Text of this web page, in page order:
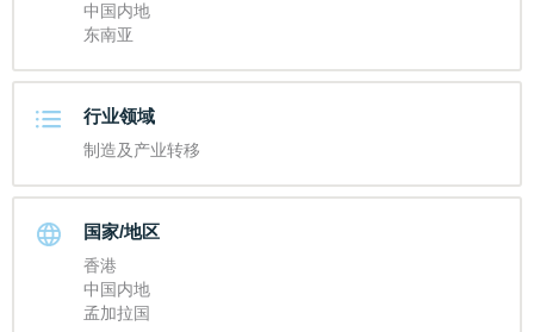
中国内地
东南亚
行业领域
制造及产业转移
国家/地区
香港
中国内地
孟加拉国